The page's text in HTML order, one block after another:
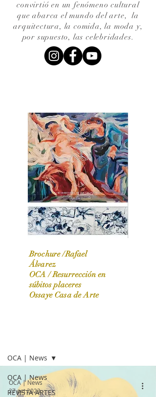
convirtió en un fenómeno cultural
que abarca el mundo del arte,la
arquitectura, la comida, la moda y,
por supuesto, las celebridades.
OCA|News 31 / Marzo-Abril / 2024
Brochure /Rafael
Álvarez
OCA /Resurrección en
súbitos placeres
Ossaye Casa de Arte
OCA | News
REVISTA ARTES
OCA | News
OCA | News
27 oct 2023